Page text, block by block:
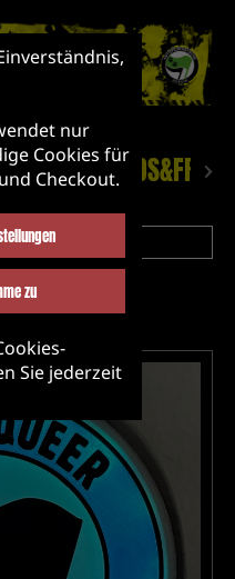
Upcycling
nur
Cookies für
Checkout.
zu
Sie jederzeit